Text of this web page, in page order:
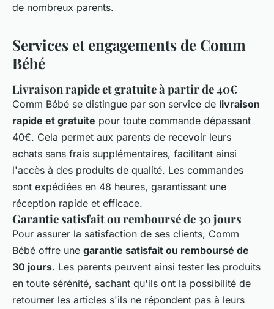
de nombreux parents.
Services et engagements de Comm
Bébé
Livraison rapide et gratuite à partir de 40€
Comm Bébé se distingue par son service de livraison
rapide et gratuite pour toute commande dépassant
40€. Cela permet aux parents de recevoir leurs
achats sans frais supplémentaires, facilitant ainsi
l'accès à des produits de qualité. Les commandes
sont expédiées en 48 heures, garantissant une
réception rapide et efficace.
Garantie satisfait ou remboursé de 30 jours
Pour assurer la satisfaction de ses clients, Comm
Bébé offre une garantie satisfait ou remboursé de
30 jours. Les parents peuvent ainsi tester les produits
en toute sérénité, sachant qu'ils ont la possibilité de
retourner les articles s'ils ne répondent pas à leurs